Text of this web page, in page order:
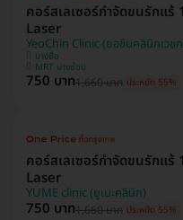
คอร์สเลเซอร์กำจัดขนรักแ
Laser
YeoChin Clinic (ยอชินคลินิกเวช
บางซื่อ
MRT บางซ่อน
750 บาท1,660 บาท ประหยัด 55%
คอร์สเลเซอร์กำจัดขนรักแ
Laser
YUME clinic (ยูเมะคลินิก)
750 บาท1,660 บาท ประหยัด 55%